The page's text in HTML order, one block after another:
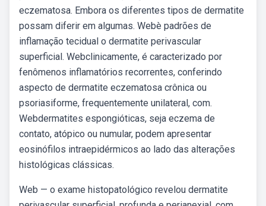
eczematosa. Embora os diferentes tipos de dermatite
possam diferir em algumas. Webè padrões de
inflamação tecidual o dermatite perivascular
superficial. Webclinicamente, é caracterizado por
fenômenos inflamatórios recorrentes, conferindo
aspecto de dermatite eczematosa crônica ou
psoriasiforme, frequentemente unilateral, com.
Webdermatites espongióticas, seja eczema de
contato, atópico ou numular, podem apresentar
eosinófilos intraepidérmicos ao lado das alterações
histológicas clássicas.
Web — o exame histopatológico revelou dermatite